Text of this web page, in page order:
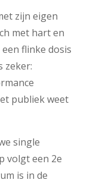
zijn eigen
met hart en
flinke dosis
zeker:
publiek weet
single
volgt een 2e
is in de